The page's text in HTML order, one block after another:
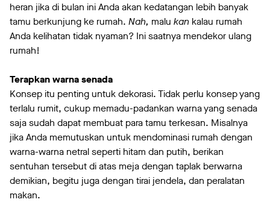
heran jika di bulan ini Anda akan kedatangan lebih banyak
tamu berkunjung ke rumah. Nah, malu kan kalau rumah
Anda kelihatan tidak nyaman? Ini saatnya mendekor ulang
rumah!
Terapkan warna senada
Konsep itu penting untuk dekorasi. Tidak perlu konsep yang
terlalu rumit, cukup memadu-padankan warna yang senada
saja sudah dapat membuat para tamu terkesan. Misalnya
jika Anda memutuskan untuk mendominasi rumah dengan
warna-warna netral seperti hitam dan putih, berikan
sentuhan tersebut di atas meja dengan taplak berwarna
demikian, begitu juga dengan tirai jendela, dan peralatan
makan.